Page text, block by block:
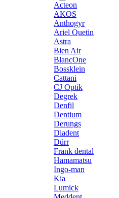
Acteon
AKOS
Anthogyr
Ariel Quetin
Astra
Bien Air
BlancOne
Bossklein
Cattani
CJ Optik
Degrek
Denfil
Dentium
Derungs
Diadent
Dürr
Frank dental
Hamamatsu
Ingo-man
Kia
Lumick